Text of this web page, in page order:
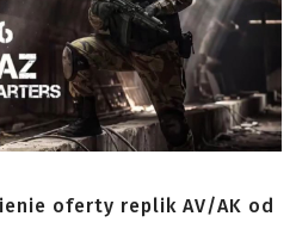
oferty replik AV/AK od